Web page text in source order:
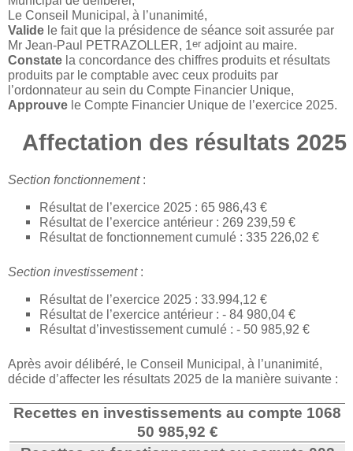
Le Conseil Municipal, à l’unanimité,
Valide le fait que la présidence de séance soit assurée par
Mr Jean-Paul PETRAZOLLER, 1er adjoint au maire.
Constate la concordance des chiffres produits et résultats
produits par le comptable avec ceux produits par
l’ordonnateur au sein du Compte Financier Unique,
Approuve le Compte Financier Unique de l’exercice 2025.
Affectation des résultats 2025
Section fonctionnement:
Résultat de l’exercice 2025 : 65 986,43 €
Résultat de l’exercice antérieur : 269 239,59 €
Résultat de fonctionnement cumulé : 335 226,02 €
Section investissement:
Résultat de l’exercice 2025 : 33.994,12 €
Résultat de l’exercice antérieur : - 84 980,04 €
Résultat d’investissement cumulé : - 50 985,92 €
Après avoir délibéré, le Conseil Municipal, à l’unanimité,
décide d’affecter les résultats 2025 de la manière suivante :
Recettes en investissements au compte 1068
50 985,92 €